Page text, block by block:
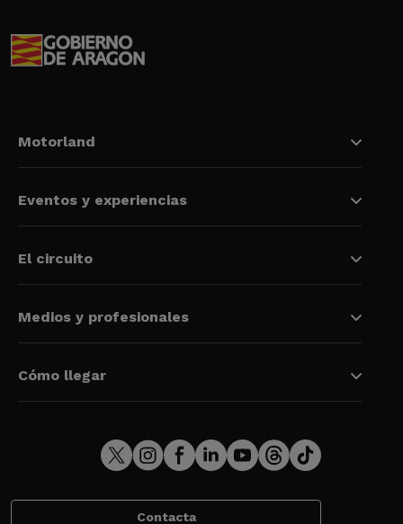
Motorland
Eventos y experiencias
El circuito
Medios y profesionales
Cómo llegar
Contacta